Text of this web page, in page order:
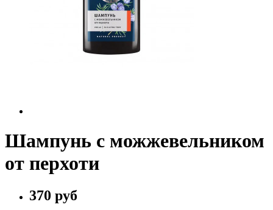
Шампунь с можжевельником
от перхоти
370 руб